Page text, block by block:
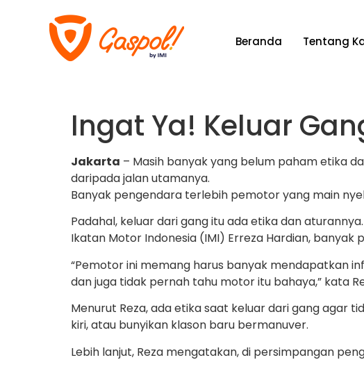
Beranda Tentang
Ingat Ya! Keluar
Jakarta – Masih banyak yang belum paham etika
daripada jalan utamanya.
Banyak pengendara terlebih pemotor yang main
Padahal, keluar dari gang itu ada etika dan
Ikatan Motor Indonesia (IMI) Erreza Hardian,
“Pemotor ini memang harus banyak mendapatkan
dan juga tidak pernah tahu motor itu bahaya,” kata
Menurut Reza, ada etika saat keluar dari gang agar
kiri, atau bunyikan klason baru bermanuver.
Lebih lanjut, Reza mengatakan, di persimpangan